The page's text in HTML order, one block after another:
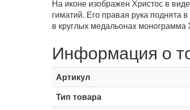
На иконе изображен Христос в
гиматий. Его правая рука поднята
в круглых медальонах
Информация о
Артикул
Тип товара